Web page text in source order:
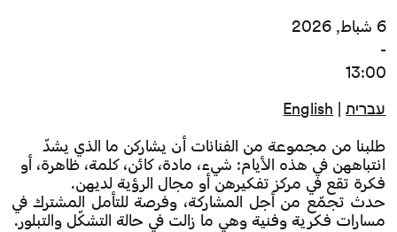
עברית|
English
طلبنا من مجموعة من الفنانات أن يشاركن ما الذي يشدّ
انتباههن في هذه الأيام: شيء، مادة، كائن، كلمة، ظاهرة، أو
فكرة تقع في مركز تفكيرهن أو مجال الرؤية لديهن.
حدث تجمّع من أجل المشاركة، وفرصة للتأمل المشترك في
مسارات فكرية وفنية وهي ما زالت في حالة التشكّل والتبلور.
6 شباط, 2026
-
13:00